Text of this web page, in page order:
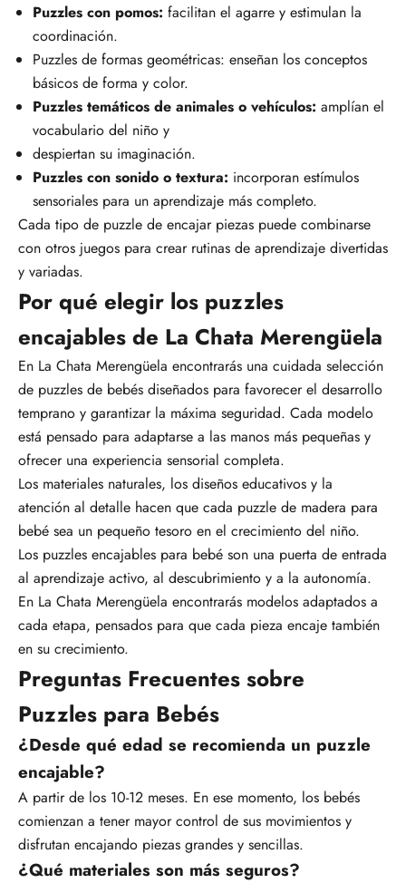
Puzzles con pomos: facilitan el agarre y estimulan la
coordinación.
Puzzles de formas geométricas: enseñan los conceptos
básicos de forma y color.
Puzzles temáticos de animales o vehículos: amplían el
vocabulario del niño y
despiertan su imaginación.
Puzzles con sonido o textura: incorporan estímulos
sensoriales para un aprendizaje más completo.
Cada tipo de puzzle de encajar piezas puede combinarse
con otros juegos para crear rutinas de aprendizaje divertidas
y variadas.
Por qué elegir los puzzles
encajables de La Chata Merengüela
En La Chata Merengüela encontrarás una cuidada selección
de puzzles de bebés diseñados para favorecer el desarrollo
temprano y garantizar la máxima seguridad. Cada modelo
está pensado para adaptarse a las manos más pequeñas y
ofrecer una experiencia sensorial completa.
Los materiales naturales, los diseños educativos y la
atención al detalle hacen que cada puzzle de madera para
bebé sea un pequeño tesoro en el crecimiento del niño.
Los puzzles encajables para bebé son una puerta de entrada
al aprendizaje activo, al descubrimiento y a la autonomía.
En La Chata Merengüela encontrarás modelos adaptados a
cada etapa, pensados para que cada pieza encaje también
en su crecimiento.
Preguntas Frecuentes sobre
Puzzles para Bebés
¿Desde qué edad se recomienda un puzzle
encajable?
A partir de los 10-12 meses. En ese momento, los bebés
comienzan a tener mayor control de sus movimientos y
disfrutan encajando piezas grandes y sencillas.
¿Qué materiales son más seguros?